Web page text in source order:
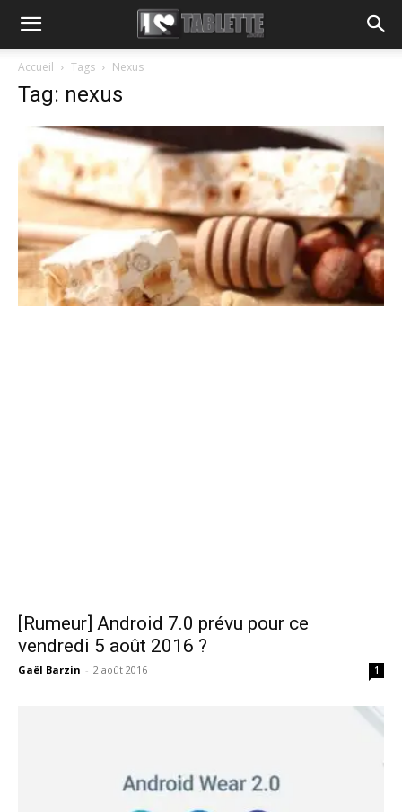
Accueil Tags Nexus
Tag: nexus
[Rumeur] Android 7.0 prévu pour ce
vendredi 5 août 2016 ?
Gaël Barzin - 2 août 2016 1